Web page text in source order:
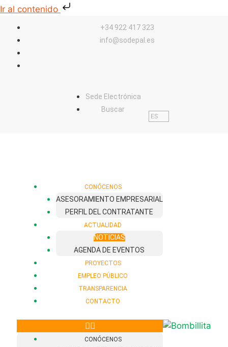
Ir al contenido
+34 922 417 323
info@sodepal.es
Sede Electrónica
Buscar
ES
CONÓCENOS
ASESORAMIENTO EMPRESARIAL
PERFIL DEL CONTRATANTE
ACTUALIDAD
NOTICIAS
AGENDA DE EVENTOS
PROYECTOS
EMPLEO PÚBLICO
TRANSPARENCIA
CONTACTO
CONÓCENOS